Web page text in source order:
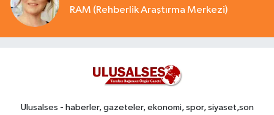
RAM (Rehberlik Araştırma Merkezi)
Ulusalses - haberler, gazeteler, ekonomi, spor, siyaset,son